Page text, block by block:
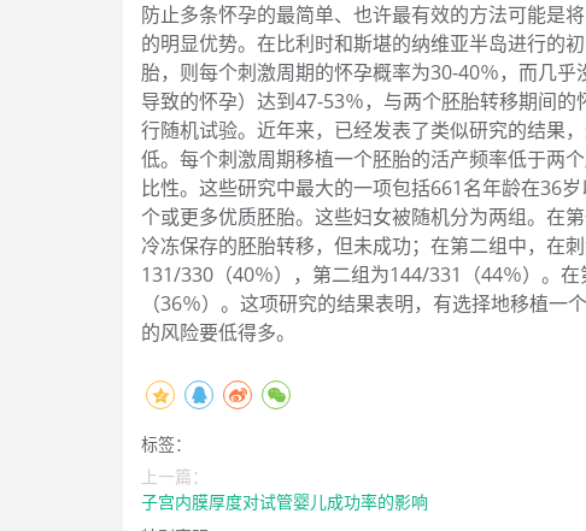
防止多条怀孕的最简单、也许最有效的方法可能是
的明显优势。在比利时和斯堪的纳维亚半岛进行的
胎，则每个刺激周期的怀孕概率为30-40％，而几
导致的怀孕）达到47-53％，与两个胚胎转移期间
行随机试验。近年来，已经发表了类似研究的结果
低。每个刺激周期移植一个胚胎的活产频率低于两
比性。这些研究中最大的一项包括661名年龄在36
个或更多优质胚胎。这些妇女被随机分为两组。在
冷冻保存的胚胎转移，但未成功；在第二组中，在
131/330（40％），第二组为144/331（44％）。
（36％）。这项研究的结果表明，有选择地移植
的风险要低得多。
标签：
上一篇：
子宫内膜厚度对试管婴儿成功率的影响